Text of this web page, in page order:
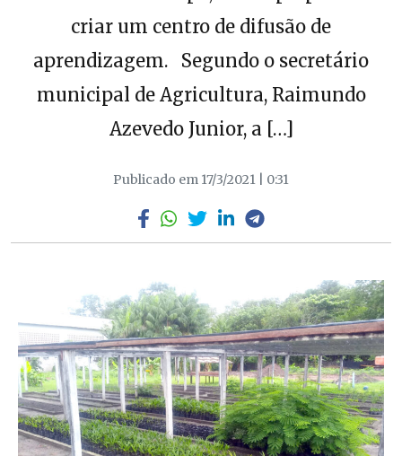
criar um centro de difusão de
aprendizagem. Segundo o secretário
municipal de Agricultura, Raimundo
Azevedo Junior, a […]
Publicado em 17/3/2021 | 0:31